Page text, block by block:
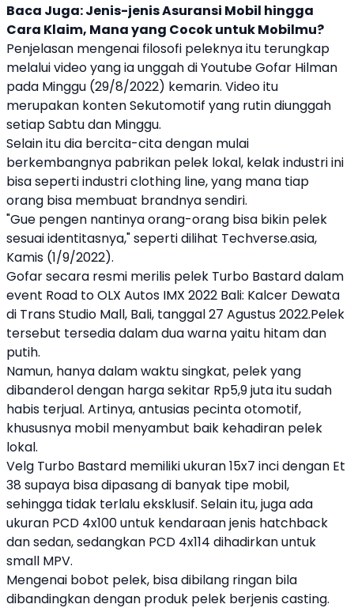
Baca Juga:Jenis-jenis Asuransi Mobil hingga
Cara Klaim, Mana yang Cocok untuk Mobilmu?
Penjelasan mengenai filosofi peleknya itu terungkap
melalui video yang ia unggah di YoutubeGofar Hilman
pada Minggu (29/8/2022) kemarin. Video itu
merupakan konten Sekutomotif yang rutin diunggah
setiap Sabtu dan Minggu.
Selain itu dia bercita-cita dengan mulai
berkembangnya pabrikan pelek lokal, kelak industri ini
bisa seperti industri clothing line, yang mana tiap
orang bisa membuat brandnya sendiri.
"Gue pengen nantinya orang-orang bisa bikin pelek
sesuai identitasnya," seperti dilihat Techverse.asia,
Kamis (1/9/2022).
Gofar secara resmi merilis pelek Turbo Bastarddalam
event Road to OLX Autos IMX 2022 Bali: Kalcer Dewata
di Trans Studio Mall, Bali, tanggal 27 Agustus 2022.Pelek
tersebut tersedia dalam dua warna yaitu hitam dan
putih.
Namun, hanya dalam waktu singkat, pelek yang
dibanderol dengan harga sekitar Rp5,9 juta itu sudah
habis terjual. Artinya, antusias pecinta otomotif,
khususnya mobil menyambut baik kehadiran pelek
lokal.
Velg Turbo Bastard memiliki ukuran 15x7 inci dengan Et
38 supaya bisa dipasang di banyak tipe mobil,
sehingga tidak terlalu eksklusif. Selain itu, juga ada
ukuran PCD 4x100 untuk kendaraan jenis hatchback
dan sedan, sedangkan PCD 4x114 dihadirkan untuk
small MPV.
Mengenai bobot pelek, bisa dibilang ringan bila
dibandingkan dengan produk pelek berjenis casting.